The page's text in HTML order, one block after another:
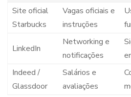
Site oficial
Starbucks
Vagas oficiais e
instruções
LinkedIn
Networking e
notificações
Indeed /
Glassdoor
Salários e
avaliações